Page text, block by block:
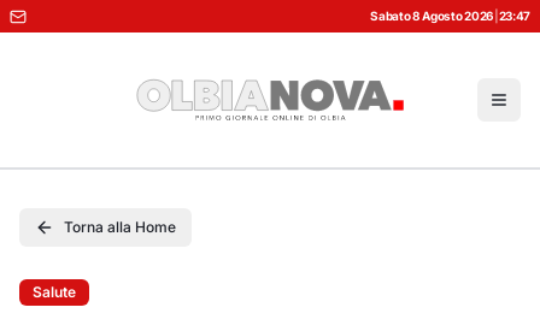
Sabato 8 Agosto 2026 23:47
Torna alla Home
Salute